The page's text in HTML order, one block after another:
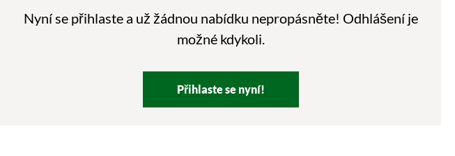
Nyní se přihlaste a už žádnou nabídku nepropásněte! Odhlášení je
možné kdykoli.
Přihlaste se nyní!